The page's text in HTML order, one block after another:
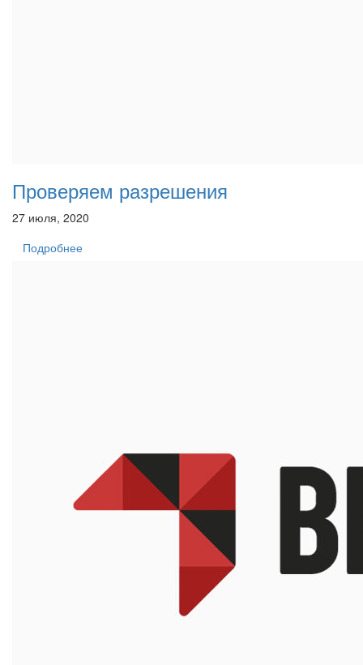
Проверяем разрешения
27 июля, 2020
Подробнее